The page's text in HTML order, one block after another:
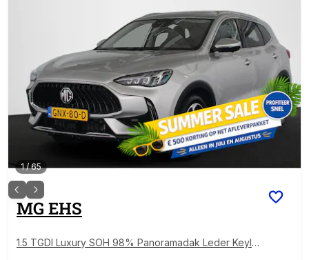
1/65
MG EHS
1.5 TGDI Luxury SOH 98% Panoramadak Leder Keyle